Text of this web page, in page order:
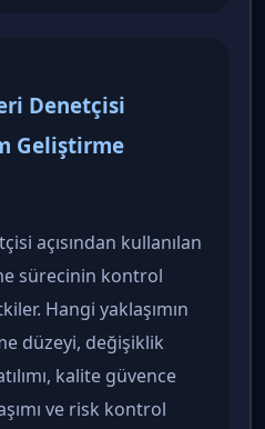
Denetçisi
Geliştirme
açısından kullanılan
sürecinin kontrol
Hangi yaklaşımın
düzeyi, değişiklik
kalite güvence
ve risk kontrol